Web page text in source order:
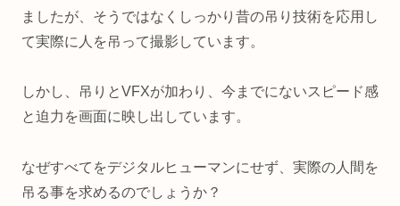
ましたが、そうではなくしっかり昔の吊り技術を応用し
て実際に人を吊って撮影しています。
しかし、吊りとVFXが加わり、今までにないスピード感
と迫力を画面に映し出しています。
なぜすべてをデジタルヒューマンにせず、実際の人間を
吊る事を求めるのでしょうか？